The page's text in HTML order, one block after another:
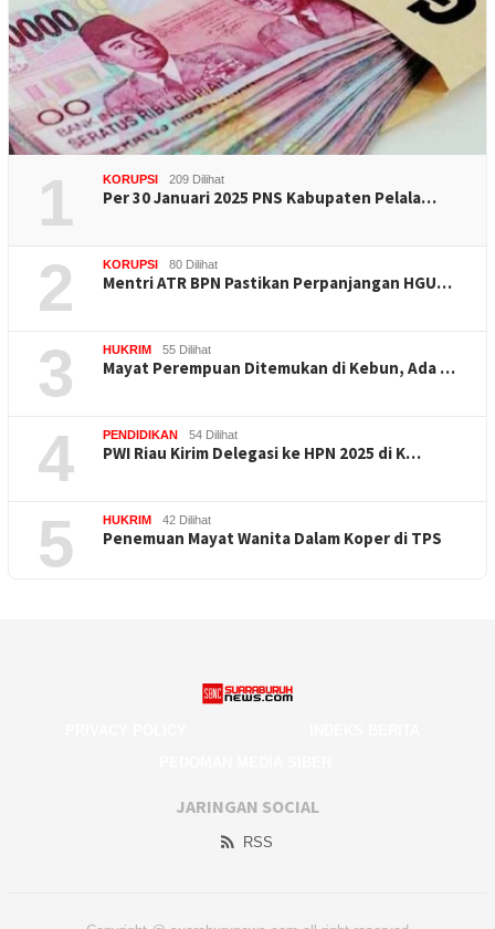
1 KORUPSI 209 Dilihat
Per 30 Januari 2025 PNS Kabupaten Pelala…
2 KORUPSI 80 Dilihat
Mentri ATR BPN Pastikan Perpanjangan HGU…
3 HUKRIM 55 Dilihat
Mayat Perempuan Ditemukan di Kebun, Ada …
4 PENDIDIKAN 54 Dilihat
PWI Riau Kirim Delegasi ke HPN 2025 di K…
5 HUKRIM 42 Dilihat
Penemuan Mayat Wanita Dalam Koper di TPS
JARINGAN SOCIAL
RSS